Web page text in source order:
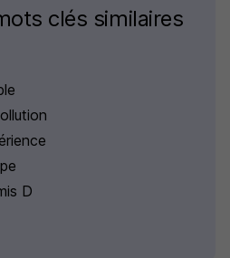
clés similaires
D